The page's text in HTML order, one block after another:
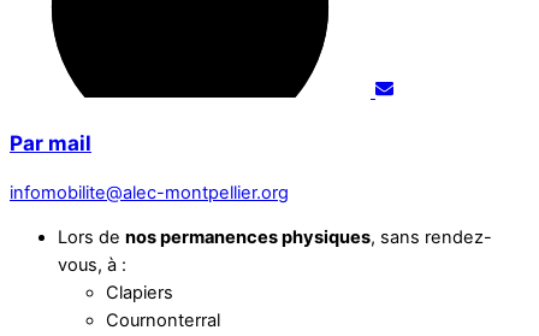
Par mail
infomobilite@alec-montpellier.org
Lors de nos permanences physiques, sans rendez-
vous, à :
Clapiers
Cournonterral